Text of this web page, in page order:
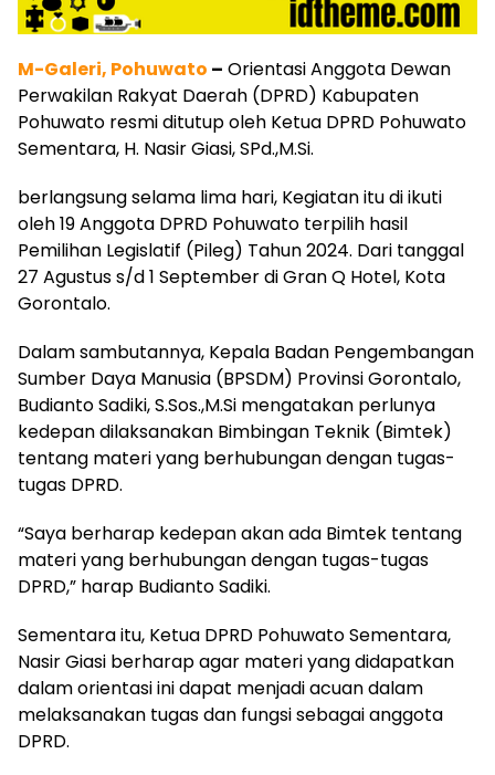
M-Galeri, Pohuwato – Orientasi Anggota Dewan
Perwakilan Rakyat Daerah (DPRD) Kabupaten
Pohuwato resmi ditutup oleh Ketua DPRD Pohuwato
Sementara, H. Nasir Giasi, SPd.,M.Si.
berlangsung selama lima hari, Kegiatan itu di ikuti
oleh 19 Anggota DPRD Pohuwato terpilih hasil
Pemilihan Legislatif (Pileg) Tahun 2024. Dari tanggal
27 Agustus s/d 1 September di Gran Q Hotel, Kota
Gorontalo.
Dalam sambutannya, Kepala Badan Pengembangan
Sumber Daya Manusia (BPSDM) Provinsi Gorontalo,
Budianto Sadiki, S.Sos.,M.Si mengatakan perlunya
kedepan dilaksanakan Bimbingan Teknik (Bimtek)
tentang materi yang berhubungan dengan tugas-
tugas DPRD.
“Saya berharap kedepan akan ada Bimtek tentang
materi yang berhubungan dengan tugas-tugas
DPRD,” harap Budianto Sadiki.
Sementara itu, Ketua DPRD Pohuwato Sementara,
Nasir Giasi berharap agar materi yang didapatkan
dalam orientasi ini dapat menjadi acuan dalam
melaksanakan tugas dan fungsi sebagai anggota
DPRD.